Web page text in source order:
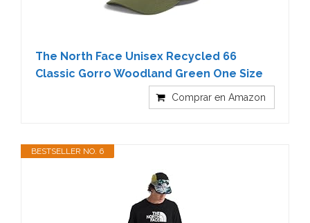
The North Face Unisex Recycled 66
Classic Gorro Woodland Green One Size
Comprar en Amazon
BESTSELLER NO. 6